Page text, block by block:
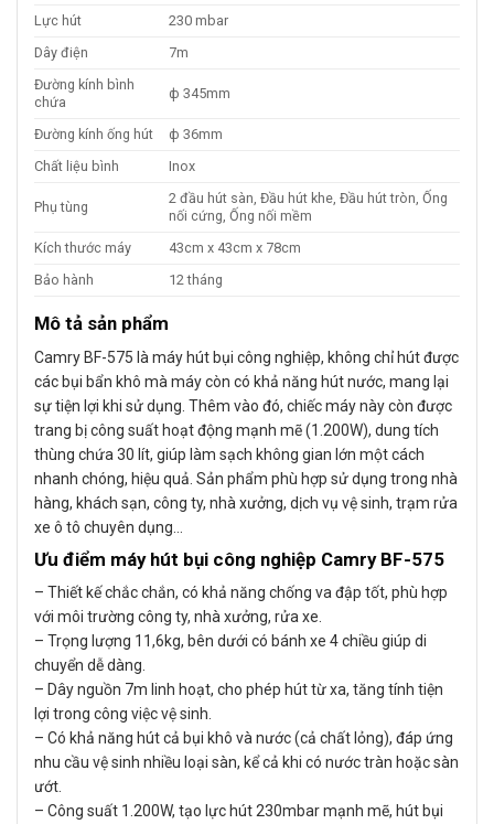
Lực hút
230 mbar
Dây điện
7m
Đường kính bình
chứa
ф 345mm
Đường kính ống hút
ф 36mm
Chất liệu bình
Inox
Phụ tùng
2 đầu hút sàn, Đầu hút khe, Đầu hút tròn, Ống
nối cứng, Ống nối mềm
Kích thước máy
43cm x 43cm x 78cm
Bảo hành
12 tháng
Mô tả sản phẩm
Camry BF-575 là máy hút bụi công nghiệp, không chỉ hút được
các bụi bẩn khô mà máy còn có khả năng hút nước, mang lại
sự tiện lợi khi sử dụng. Thêm vào đó, chiếc máy này còn được
trang bị công suất hoạt động mạnh mẽ (1.200W), dung tích
thùng chứa 30 lít, giúp làm sạch không gian lớn một cách
nhanh chóng, hiệu quả. Sản phẩm phù hợp sử dụng trong nhà
hàng, khách sạn, công ty, nhà xưởng, dịch vụ vệ sinh, trạm rửa
xe ô tô chuyên dụng…
Ưu điểm máy hút bụi công nghiệp Camry BF-575
– Thiết kế chắc chắn, có khả năng chống va đập tốt, phù hợp
với môi trường công ty, nhà xưởng, rửa xe.
– Trọng lượng 11,6kg, bên dưới có bánh xe 4 chiều giúp di
chuyển dễ dàng.
– Dây nguồn 7m linh hoạt, cho phép hút từ xa, tăng tính tiện
lợi trong công việc vệ sinh.
– Có khả năng hút cả bụi khô và nước (cả chất lỏng), đáp ứng
nhu cầu vệ sinh nhiều loại sàn, kể cả khi có nước tràn hoặc sàn
ướt.
– Công suất 1.200W, tạo lực hút 230mbar mạnh mẽ, hút bụi